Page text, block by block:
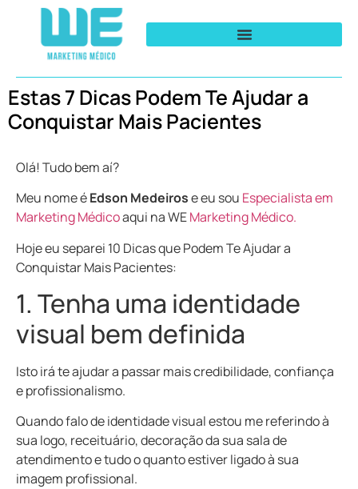
Estas 7 Dicas Podem Te Ajudar a
Conquistar Mais Pacientes
Olá! Tudo bem aí?
Meu nome éEdson Medeirose eu sou Especialista em
Marketing Médicoaqui na WEMarketing Médico.
Hoje eu separei 10 Dicas que Podem Te Ajudar a
Conquistar Mais Pacientes:
1. Tenha uma identidade
visual bem definida
Isto irá te ajudar a passar mais credibilidade, confiança
e profissionalismo.
Quando falo de identidade visual estou me referindo à
sua logo, receituário, decoração da sua sala de
atendimento e tudo o quanto estiver ligado à sua
imagem profissional.